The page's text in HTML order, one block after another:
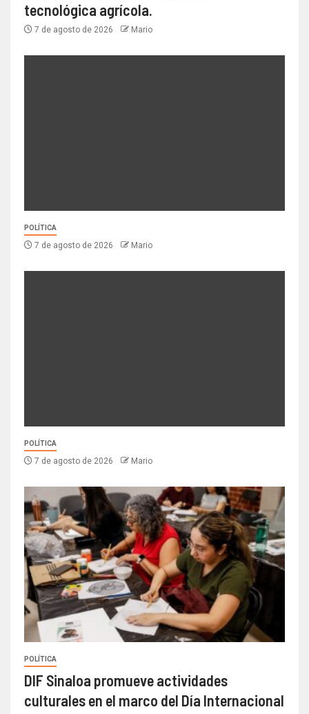
tecnológica agrícola.
7 de agosto de 2026 Mario
POLÍTICA
7 de agosto de 2026 Mario
POLÍTICA
7 de agosto de 2026 Mario
POLÍTICA
DIF Sinaloa promueve actividades
culturales en el marco del Día Internacional